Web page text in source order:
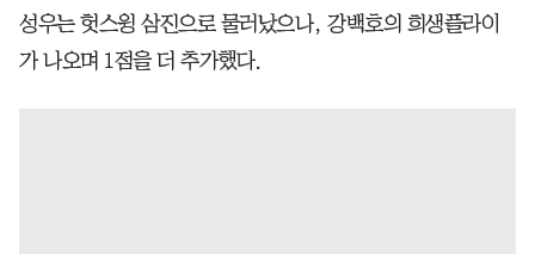
성우는 헛스윙 삼진으로 물러났으나, 강백호의 희생플라이
가 나오며 1점을 더 추가했다.